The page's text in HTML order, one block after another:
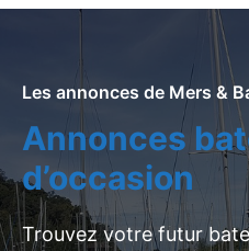
Les annonces de Mers &
Annonces
d’occasion
Trouvez votre futur